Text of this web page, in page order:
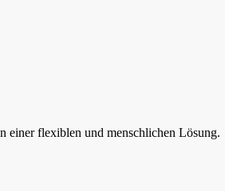
einer flexiblen und menschlichen Lösung.